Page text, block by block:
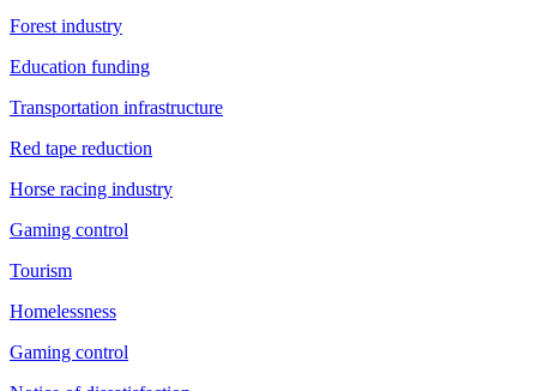
Forest industry
Education funding
Transportation infrastructure
Red tape reduction
Horse racing industry
Gaming control
Tourism
Homelessness
Gaming control